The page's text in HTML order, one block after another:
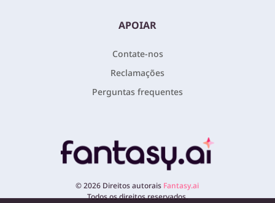
APOIAR
Contate-nos
Reclamações
Perguntas frequentes
©2026 Direitos autorais Fantasy.ai
Todos os direitos reservados.